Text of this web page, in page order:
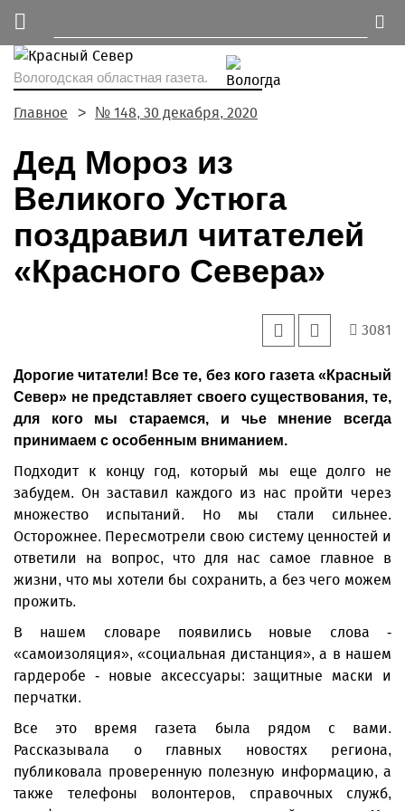
Вологодская областная газета.
Главное № 148, 30 декабря, 2020
Дед Мороз из
Великого Устюга
поздравил читателей
«Красного Севера»
3081
Дорогие читатели! Все те, без кого газета «Красный
Север» не представляет своего существования, те,
для кого мы стараемся, и чье мнение всегда
принимаем с особенным вниманием.
Подходит к концу год, который мы еще долго не
забудем. Он заставил каждого из нас пройти через
множество испытаний. Но мы стали сильнее.
Осторожнее. Пересмотрели свою систему ценностей и
ответили на вопрос, что для нас самое главное в
жизни, что мы хотели бы сохранить, а без чего можем
прожить.
В нашем словаре появились новые слова -
«самоизоляция», «социальная дистанция», а в нашем
гардеробе - новые аксессуары: защитные маски и
перчатки.
Все это время газета была рядом с вами.
Рассказывала о главных новостях региона,
публиковала проверенную полезную информацию, а
также телефоны волонтеров, справочных служб,